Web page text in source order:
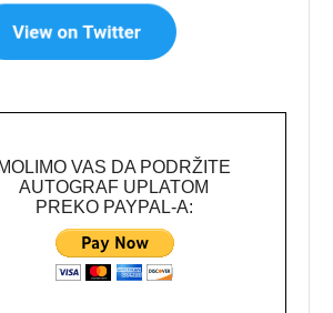
MOLIMO VAS DA PODRŽITE
AUTOGRAF UPLATOM
PREKO PAYPAL-A: